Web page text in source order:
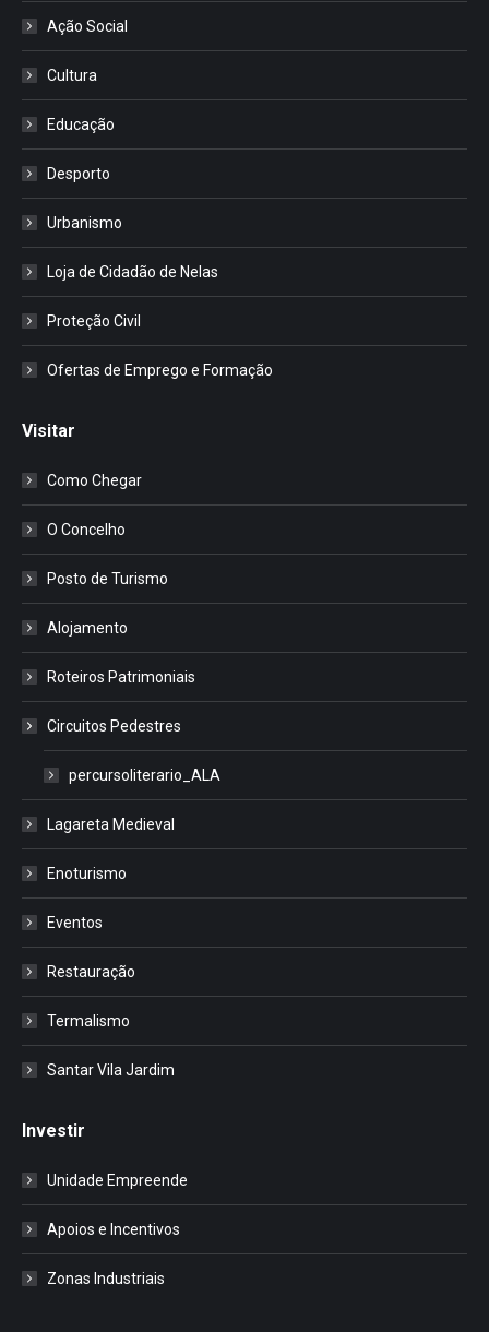
Ação Social
Cultura
Educação
Desporto
Urbanismo
Loja de Cidadão de Nelas
Proteção Civil
Ofertas de Emprego e Formação
Visitar
Como Chegar
O Concelho
Posto de Turismo
Alojamento
Roteiros Patrimoniais
Circuitos Pedestres
percursoliterario_ALA
Lagareta Medieval
Enoturismo
Eventos
Restauração
Termalismo
Santar Vila Jardim
Investir
Unidade Empreende
Apoios e Incentivos
Zonas Industriais